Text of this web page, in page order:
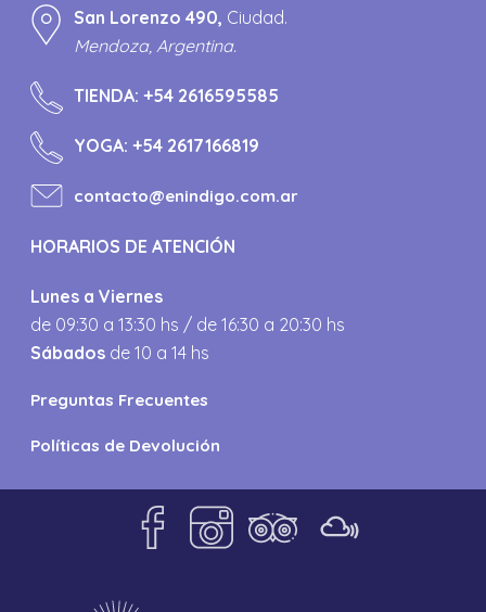
San Lorenzo 490, Ciudad.
Mendoza, Argentina.
TIENDA:+54 2616595585
YOGA:+54 2617166819
contacto@enindigo.com.ar
HORARIOS DE ATENCIÓN
Lunes a Viernes
de 09:30 a 13:30 hs / de 16:30 a 20:30 hs
Sábados de 10 a 14 hs
Preguntas Frecuentes
Políticas de Devolución